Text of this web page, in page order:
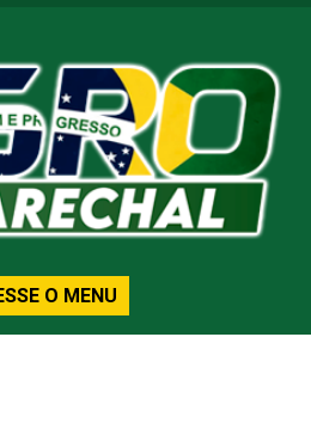
O MENU